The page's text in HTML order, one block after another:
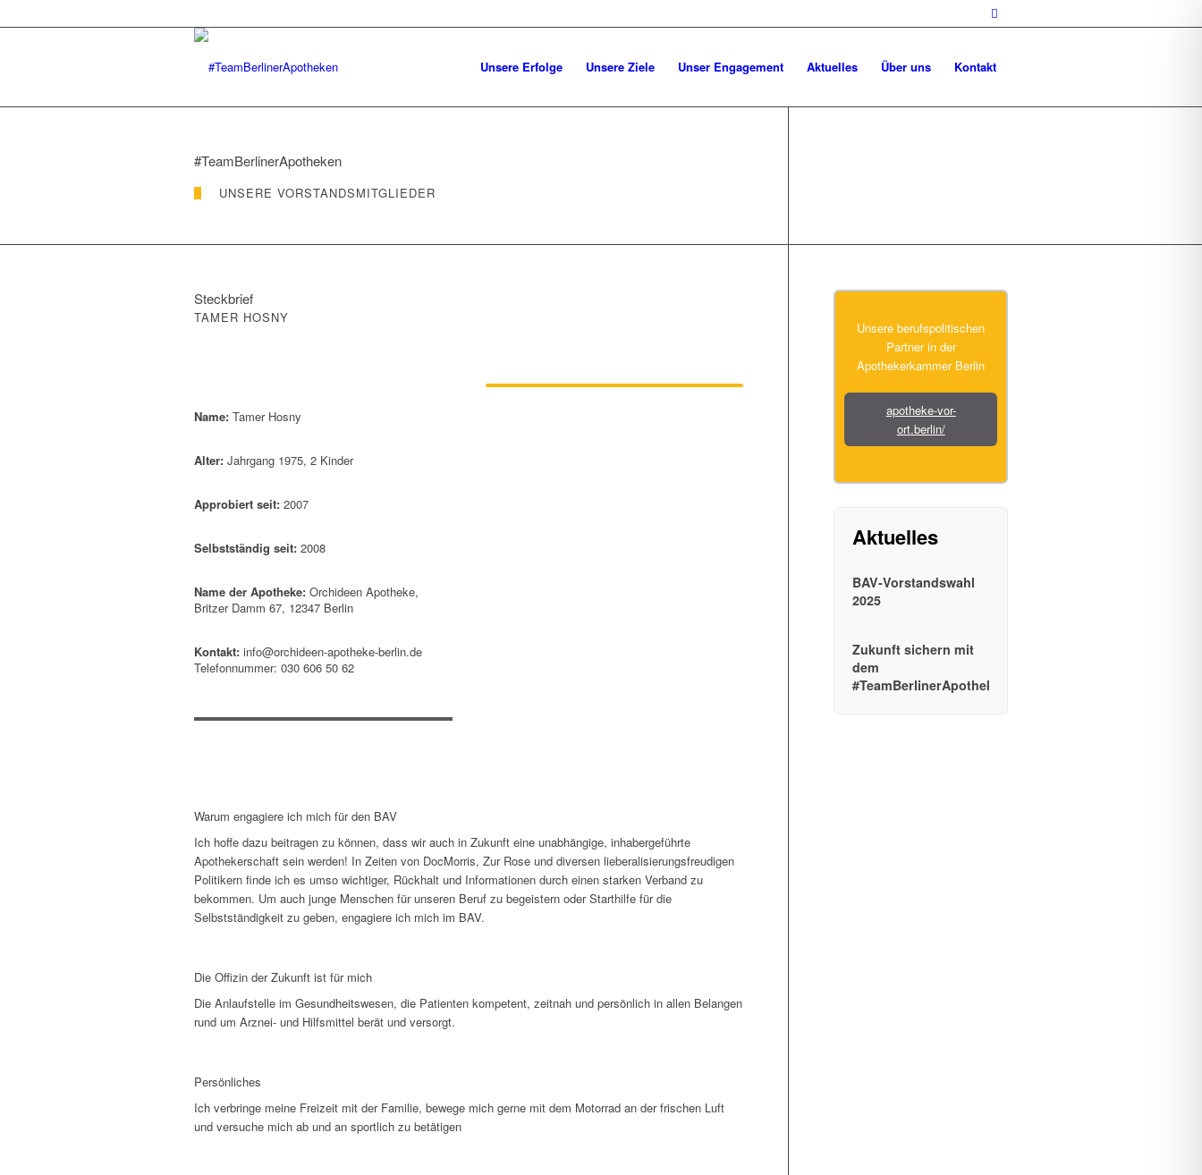
Unsere Erfolge Unsere Ziele Unser Engagement Aktuelles Über uns Kontakt
#TeamBerlinerApotheken
UNSERE VORSTANDSMITGLIEDER
Steckbrief
TAMER HOSNY
Name: Tamer Hosny
Alter: Jahrgang 1975, 2 Kinder
Approbiert seit: 2007
Selbstständig seit: 2008
Name der Apotheke: Orchideen Apotheke,
Britzer Damm 67, 12347 Berlin
Kontakt: info@orchideen-apotheke-berlin.de
Telefonnummer: 030 606 50 62
Warum engagiere ich mich für den BAV
Ich hoffe dazu beitragen zu können, dass wir auch in Zukunft eine unabhängige, inhabergeführte
Apothekerschaft sein werden! In Zeiten von DocMorris, Zur Rose und diversen lieberalisierungsfreudigen
Politikern finde ich es umso wichtiger, Rückhalt und Informationen durch einen starken Verband zu
bekommen. Um auch junge Menschen für unseren Beruf zu begeistern oder Starthilfe für die
Selbstständigkeit zu geben, engagiere ich mich im BAV.
Die Offizin der Zukunft ist für mich
Die Anlaufstelle im Gesundheitswesen, die Patienten kompetent, zeitnah und persönlich in allen Belangen
rund um Arznei- und Hilfsmittel berät und versorgt.
Persönliches
Ich verbringe meine Freizeit mit der Familie, bewege mich gerne mit dem Motorrad an der frischen Luft
und versuche mich ab und an sportlich zu betätigen
Unsere berufspolitischen
Partner in der
Apothekerkammer Berlin
apotheke-vor-
ort.berlin/
BAV-Vorstandswahl
2025
Zukunft sichern mit
dem
#TeamBerlinerApotheken